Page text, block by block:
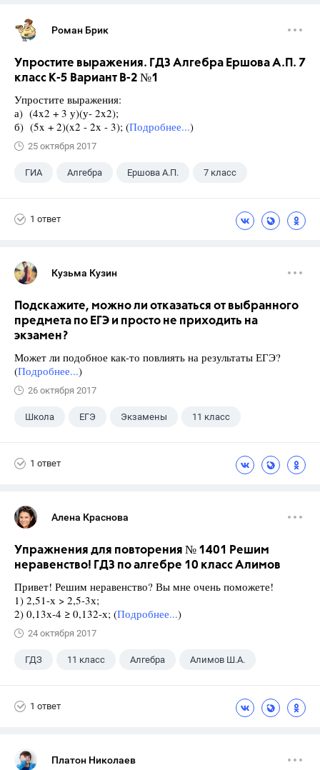
Роман Брик
Упростите выражения. ГДЗ Алгебра Ершова А.П. 7
класс К-5 Вариант В-2 №1
Упростите выражения:
а) (4x2 + 3 у)(у- 2x2);
б) (5x + 2)(x2 - 2x - 3); (Подробнее...)
25 октября 2017
ГИА Алгебра Ершова А.П. 7 класс
1 ответ
Кузьма Кузин
Подскажите, можно ли отказаться от выбранного
предмета по ЕГЭ и просто не приходить на
экзамен?
Может ли подобное как-то повлиять на результаты ЕГЭ?
(Подробнее...)
26 октября 2017
Школа ЕГЭ Экзамены 11 класс
1 ответ
Алена Краснова
Упражнения для повторения № 1401 Решим
неравенство! ГДЗ по алгебре 10 класс Алимов
Привет! Решим неравенство? Вы мне очень поможете!
1) 2,51-х > 2,5-3х;
2) 0,13х-4 ≥ 0,132-х; (Подробнее...)
24 октября 2017
ГДЗ 11 класс Алгебра Алимов Ш.А.
1 ответ
Платон Николаев